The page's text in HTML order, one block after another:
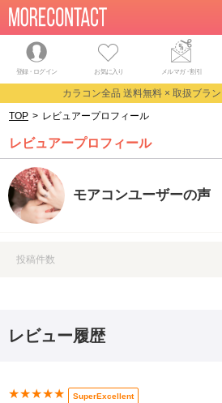
登録・ログイン お気に入り メルマガ・割引
カラコン全品 送料無料 × 取扱ブラ
TOP > レビュアープロフィール
レビュアープロフィール
モアコンユーザーの声
投稿件数
レビュー履歴
★★★★★ SuperExcellent